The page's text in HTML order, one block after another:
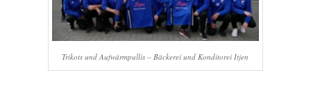
Trikots und Aufwärmpullis – Bäckerei und Konditorei Itjen